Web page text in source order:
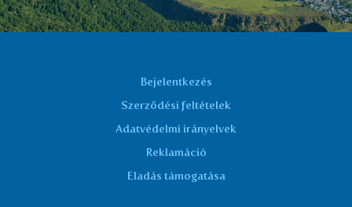
Bejelentkezés
Szerződési feltételek
Adatvédelmi irányelvek
Reklamáció
Eladás támogatása